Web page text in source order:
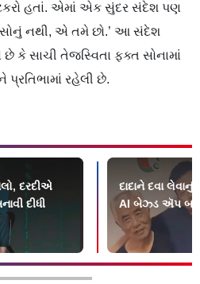
હતાં. એમાં એક સુંદર સંદેશ પણ
નથી, એ તમે છો.’ આ સંદેશ
કે સાચી તેજસ્વિતા ફક્ત સોનામાં
રહેલી છે.
દરદીએ
દીધી
દાદાને દવા
AI બેઝ્ડ ઍપ